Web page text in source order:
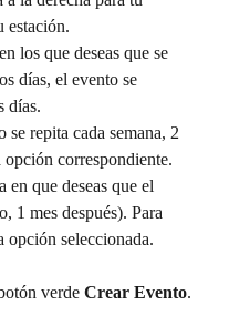
estación.
los que deseas que se
días, el evento se
días.
se repita cada semana, 2
opción correspondiente.
en que deseas que el
1 mes después). Para
opción seleccionada.
verde Crear Evento.